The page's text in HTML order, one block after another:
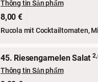
Thông tin Sản phẩm
8,00 €
Rucola mit Cocktailtomaten,
45. Riesengarnelen Salat
Thông tin Sản phẩm